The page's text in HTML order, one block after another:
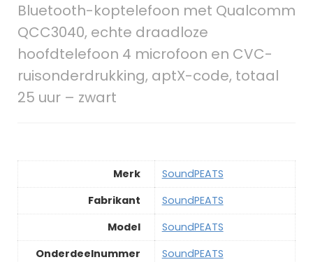
Bluetooth-koptelefoon met Qualcomm
QCC3040, echte draadloze
hoofdtelefoon 4 microfoon en CVC-
ruisonderdrukking, aptX-code, totaal
25 uur – zwart
Merk
‎SoundPEATS
Fabrikant
‎SoundPEATS
Model
‎SoundPEATS
Onderdeelnummer
‎SoundPEATS